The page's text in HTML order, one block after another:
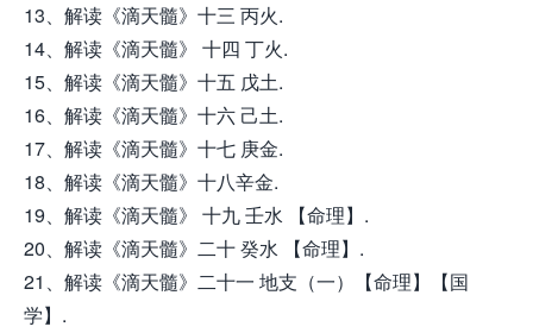
13、解读《滴天髓》十三 丙火.
14、解读《滴天髓》 十四 丁火.
15、解读《滴天髓》十五 戊土.
16、解读《滴天髓》十六 己土.
17、解读《滴天髓》十七 庚金.
18、解读《滴天髓》十八辛金.
19、解读《滴天髓》 十九 壬水 【命理】.
20、解读《滴天髓》二十 癸水 【命理】.
21、解读《滴天髓》二十一 地支（一）【命理】【国
学】.